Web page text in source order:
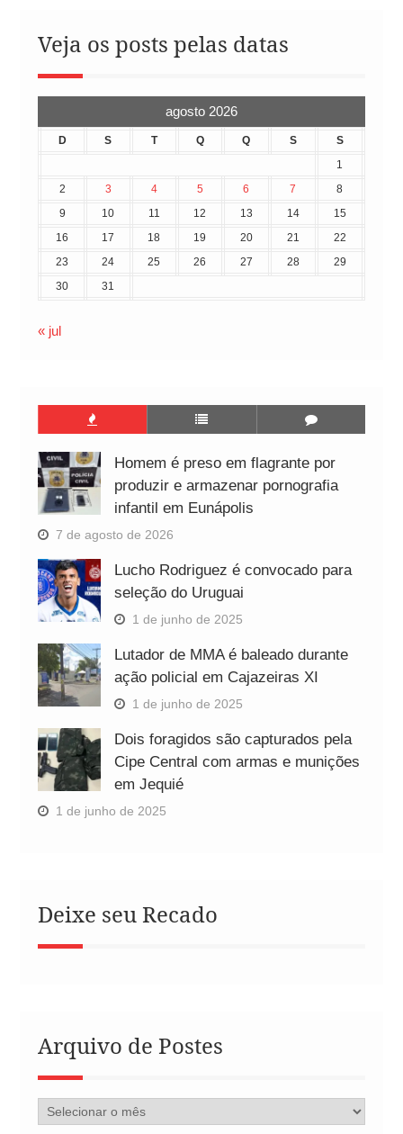
Veja os posts pelas datas
agosto 2026
D S T Q Q S
S
1
2
3 4 5 6 7
8
9
10 11 12 13 14
15
16
17 18 19 20 21
22
23
24 25 26 27 28
29
30
31
« jul
Homem é preso em flagrante por
produzir e armazenar pornografia
infantil em Eunápolis
7 de agosto de 2026
Lucho Rodriguez é convocado para
seleção do Uruguai
1 de junho de 2025
Lutador de MMA é baleado durante
ação policial em Cajazeiras XI
1 de junho de 2025
Dois foragidos são capturados pela
Cipe Central com armas e munições
em Jequié
1 de junho de 2025
Deixe seu Recado
Arquivo de Postes
Arquivo
de